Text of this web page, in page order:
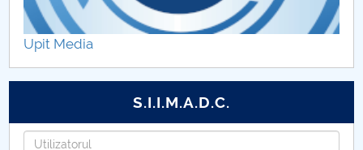
Rapoarte 2023
Rapoarte 2022
Upit Media
S.I.I.M.A.D.C.
Username